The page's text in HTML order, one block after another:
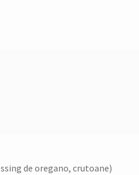
de oregano, crutoane)